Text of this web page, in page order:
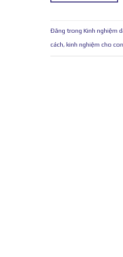
Đăng trong Kinh nghiệm
cách, kinh nghiệm cho